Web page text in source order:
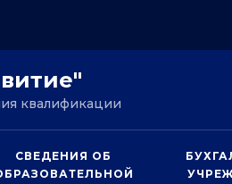
квалификации
СВЕДЕНИЯ ОБ